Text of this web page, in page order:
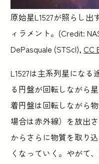
原始星L1527が照らし出
ィラメント。(Credit:
DePasquale (STScI), CC
L1527は主系列星になる
る円盤が回転しながら
着円盤は回転しながら
場合は赤外線）を放出
からさらに物質を取り
くなっていく。やがて